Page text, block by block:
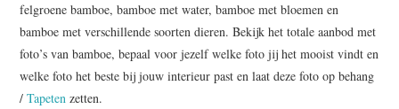
felgroene bamboe, bamboe met water, bamboe met bloemen en
bamboe met verschillende soorten dieren. Bekijk het totale aanbod met
foto’s van bamboe, bepaal voor jezelf welke foto jij het mooist vindt en
welke foto het beste bij jouw interieur past en laat deze foto op behang
/Tapeten zetten.